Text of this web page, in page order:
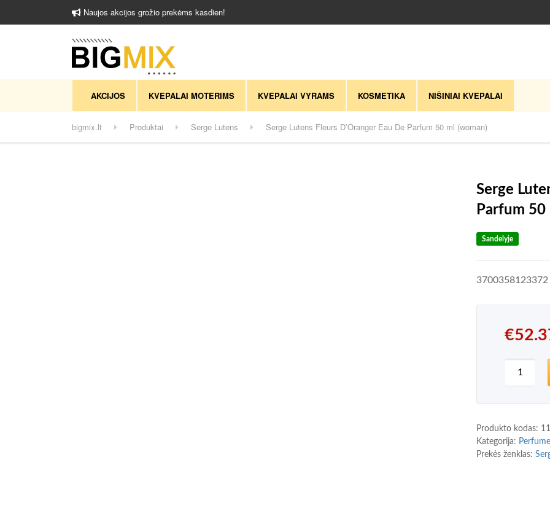
Naujos akcijos grožio prekėms kasdien!
AKCIJOS KVEPALAI MOTERIMS KVEPALAI VYRAMS KOSMETIKA NIŠINIAI KVEPALAI
bigmix.lt Produktai Serge Lutens Serge Lutens Fleurs D’Oranger Eau De Parfum 50 ml (woman)
Serge
Parfum
Sandelyje
3700358123372
€
Produkto kodas:
Kategorija:
Prekės ženklas: